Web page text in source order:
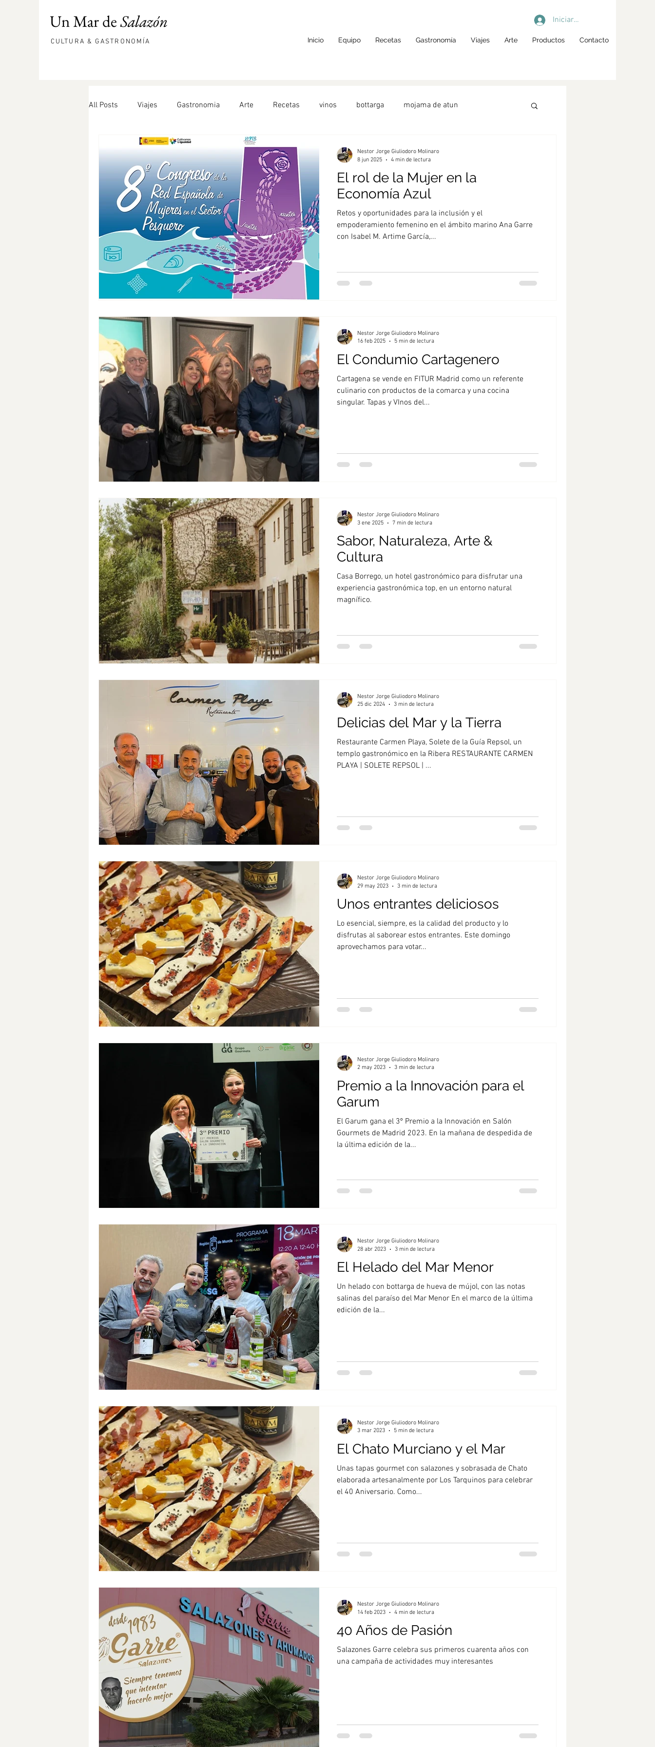
Un Mar deSalazón
CULTURA & GASTRONOMÍA Inicio Equipo Recetas Gastronomía Viajes Arte Productos Contacto
Iniciar sesión
All Posts Viajes Gastronomia Arte Recetas vinos bottarga mojama de atun
hueva de mújol comepescado AlimentosdeEspaña
DOP Bullas Bonito ensalada Turquía frutos del mar Aperol spritz
DOP Jumilla Monastrell winepairing pizza Tunez Lisboa Sintra pesca sostenible
Medio Ambiente
El rol de la Mujer en la
Economía Azul
Retos y oportunidades para la inclusión y el
empoderamiento femenino en el ámbito marino Ana Garre
con Isabel M. Artime García,...
Nestor Jorge Giuliodoro Molinaro
8 jun 2025
4 min de lectura
El Condumio Cartagenero
Cartagena se vende en FITUR Madrid como un referente
culinario con productos de la comarca y una cocina
singular. Tapas y VInos del...
Nestor Jorge Giuliodoro Molinaro
16 feb 2025
5 min de lectura
Sabor, Naturaleza, Arte &
Cultura
Casa Borrego, un hotel gastronómico para disfrutar una
experiencia gastronómica top, en un entorno natural
magnífico.
Nestor Jorge Giuliodoro Molinaro
3 ene 2025
7 min de lectura
Delicias del Mar y la Tierra
Restaurante Carmen Playa, Solete de la Guía Repsol, un
templo gastronómico en la Ribera RESTAURANTE CARMEN
PLAYA | SOLETE REPSOL | ...
Nestor Jorge Giuliodoro Molinaro
25 dic 2024
3 min de lectura
Unos entrantes deliciosos
Lo esencial, siempre, es la calidad del producto y lo
disfrutas al saborear estos entrantes. Este domingo
aprovechamos para votar...
Nestor Jorge Giuliodoro Molinaro
29 may 2023
3 min de lectura
Premio a la Innovación para el
Garum
El Garum gana el 3º Premio a la Innovación en Salón
Gourmets de Madrid 2023. En la mañana de despedida de
la última edición de la...
Nestor Jorge Giuliodoro Molinaro
2 may 2023
3 min de lectura
El Helado del Mar Menor
Un helado con bottarga de hueva de mújol, con las notas
salinas del paraíso del Mar Menor En el marco de la última
edición de la...
Nestor Jorge Giuliodoro Molinaro
28 abr 2023
3 min de lectura
El Chato Murciano y el Mar
Unas tapas gourmet con salazones y sobrasada de Chato
elaborada artesanalmente por Los Tarquinos para celebrar
el 40 Aniversario. Como...
Nestor Jorge Giuliodoro Molinaro
3 mar 2023
5 min de lectura
40 Años de Pasión
Salazones Garre celebra sus primeros cuarenta años con
una campaña de actividades muy interesantes
Nestor Jorge Giuliodoro Molinaro
14 feb 2023
4 min de lectura